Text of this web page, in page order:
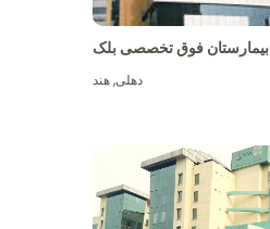
بیمارستان فوق تخصصی بلک
دهلی,هند